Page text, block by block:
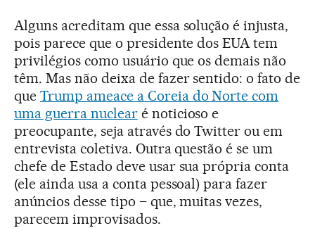
Alguns acreditam que essa solução é injusta,
pois parece que o presidente dos EUA tem
privilégios como usuário que os demais não
têm. Mas não deixa de fazer sentido: o fato de
que Trump ameace a Coreia do Norte com
uma guerra nuclearé noticioso e
preocupante, seja através do Twitter ou em
entrevista coletiva. Outra questão é se um
chefe de Estado deve usar sua própria conta
(ele ainda usa a conta pessoal) para fazer
anúncios desse tipo – que, muitas vezes,
parecem improvisados.